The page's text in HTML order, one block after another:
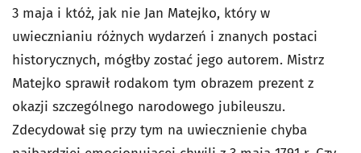
3 maja i któż, jak nie Jan Matejko, który w
uwiecznianiu różnych wydarzeń i znanych postaci
historycznych, mógłby zostać jego autorem. Mistrz
Matejko sprawił rodakom tym obrazem prezent z
okazji szczególnego narodowego jubileuszu.
Zdecydował się przy tym na uwiecznienie chyba